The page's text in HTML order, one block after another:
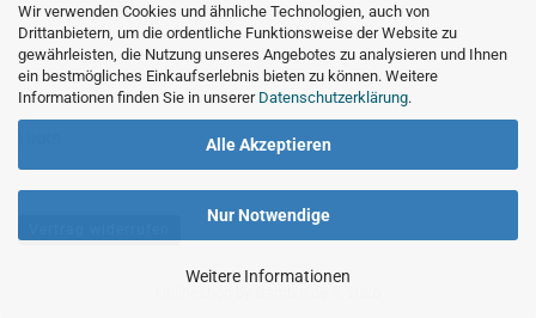
Wir verwenden Cookies und ähnliche Technologien, auch von
Drittanbietern, um die ordentliche Funktionsweise der Website zu
gewährleisten, die Nutzung unseres Angebotes zu analysieren und Ihnen
ein bestmögliches Einkaufserlebnis bieten zu können. Weitere
Informationen finden Sie in unserer Datenschutzerklärung.
Alle Akzeptieren
Nur Notwendige
Weitere Informationen